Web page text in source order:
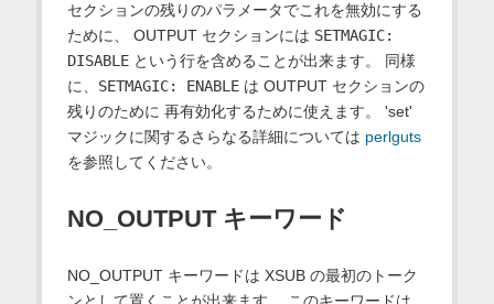
セクションの残りのパラメータでこれを無効にする
ために、 OUTPUT セクションには SETMAGIC:
DISABLEという行を含めることが出来ます。 同様
に、 SETMAGIC: ENABLEは OUTPUT セクションの
残りのために 再有効化するために使えます。 'set'
マジックに関するさらなる詳細については perlguts
を参照してください。
NO_OUTPUT キーワード
NO_OUTPUT キーワードは XSUB の最初のトーク